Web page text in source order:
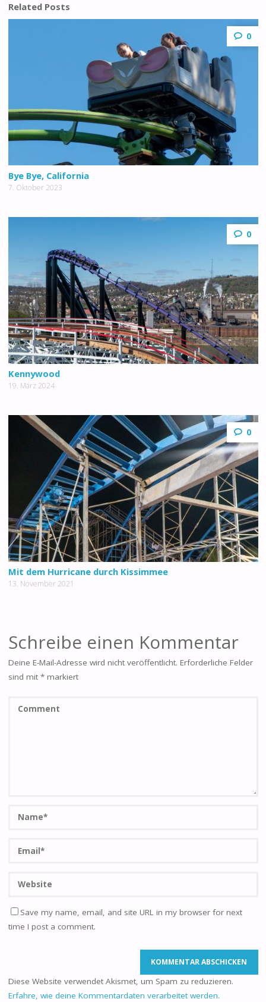
Related Posts
0
Bye Bye, California
7. Oktober 2023
0
Kennywood
19. März 2024
0
Mit dem Hurricane durch Kissimmee
13. November 2021
Schreibe einen Kommentar
Deine E-Mail-Adresse wird nicht veröffentlicht. Erforderliche Felder
sind mit *markiert
Save my name, email, and site URL in my browser for next
time I post a comment.
Diese Website verwendet Akismet, um Spam zu reduzieren.
Erfahre, wie deine Kommentardaten verarbeitet werden.